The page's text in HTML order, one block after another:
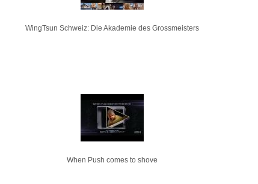
WingTsun Schweiz: Die Akademie des Grossmeisters
When Push comes to shove